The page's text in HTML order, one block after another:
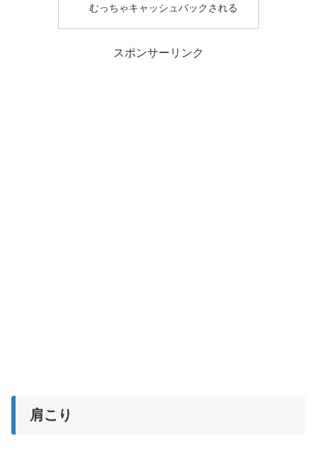
むっちゃキャッシュバックされる
スポンサーリンク
肩こり